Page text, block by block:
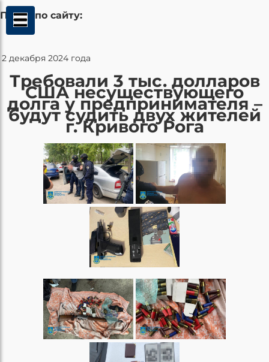
Поиск по сайту:
2 декабря 2024 года
Требовали 3 тыс. долларов
США несуществующего
долга у предпринимателя –
будут судить двух жителей
г. Кривого Рога